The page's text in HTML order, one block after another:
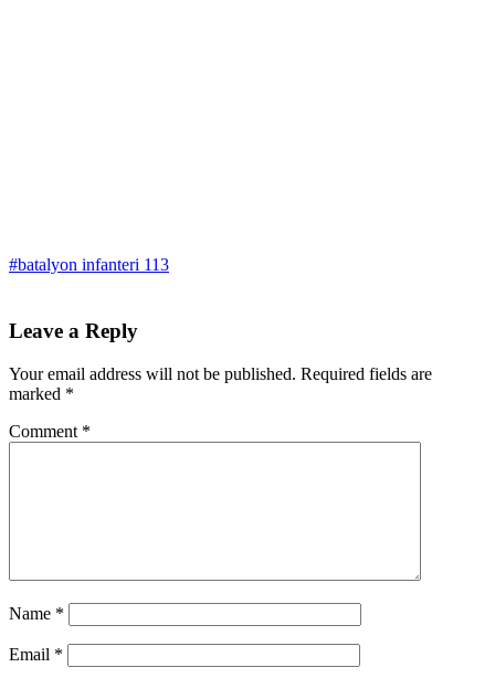
#batalyon infanteri 113
Leave a Reply
Your email address will not be published. Required fields are
marked *
Comment *
Name *
Email *